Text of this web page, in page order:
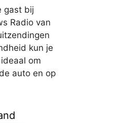
gast bij
Radio van
kun je
om
auto en op